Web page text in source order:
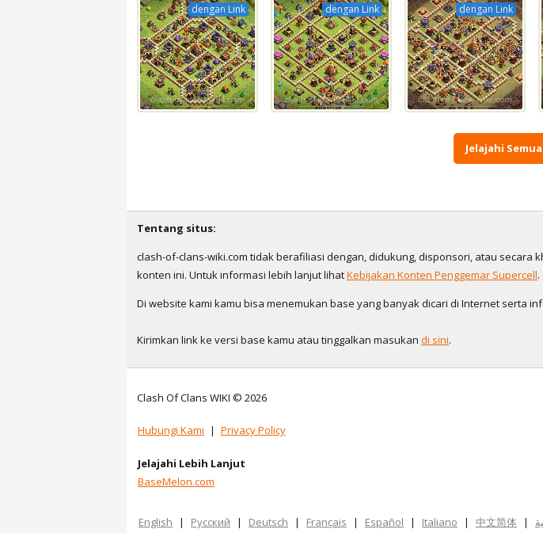
dengan Link dengan Link dengan Link
Jelajahi
Tentang situs:
clash-of-clans-wiki.com tidak berafiliasi dengan, didukung, disponsori, atau
konten ini. Untuk informasi lebih lanjut lihatKebijakan Konten Penggemar Supercell.
Di website kami kamu bisa menemukan base yang banyak dicari di Internet serta
Kirimkan link ke versi base kamu atau tinggalkan masukan di sini.
Clash Of Clans WIKI © 2026
Hubungi Kami | Privacy Policy
Jelajahi Lebih Lanjut
BaseMelon.com
English | Русский | Deutsch | Français | Español | Italiano | 中文简体 |